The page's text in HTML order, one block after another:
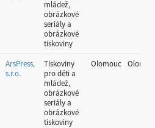
mládež,
obrázkové
seriály a
obrázkové
tiskoviny
ArsPress,
s.r.o.
Tiskoviny
pro děti a
mládež,
obrázkové
seriály a
obrázkové
tiskoviny
Olomouc